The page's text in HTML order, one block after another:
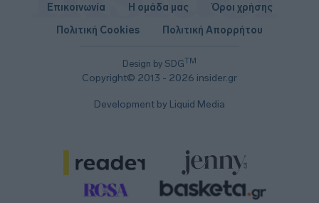
Design by SDGTM
Copyright© 2013 - 2026 insider.gr
Επικοινωνία Η ομάδα μας
Όροι χρήσης
Πολιτική Cookies
Πολιτική Απορρήτου
Development by Liquid Media